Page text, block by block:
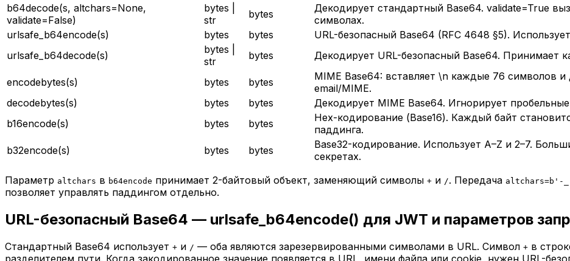
b64decode(s, altchars=None,
validate=False)
bytes |
str
bytes
Декодирует стандартный Base64. validate=True
символах.
urlsafe_b64encode(s)
bytes bytes
URL-безопасный Base64 (RFC 4648 §5).
urlsafe_b64decode(s)
bytes |
str
bytes Декодирует URL-безопасный Base64. Принимает
encodebytes(s) bytes bytes
MIME Base64: вставляет \n каждые 76 символов
email/MIME.
decodebytes(s)
bytes bytes
Декодирует MIME Base64. Игнорирует
b16encode(s)
bytes bytes
Hex-кодирование (Base16). Каждый байт
паддинга.
b32encode(s)
bytes bytes
Base32-кодирование. Использует A–Z и 2–7.
секретах.
Параметр altchars в b64encode принимает 2-байтовый объект, заменяющий символы + и /. Передача altchars=b'-
позволяет управлять паддингом отдельно.
URL-безопасный Base64 — urlsafe_b64encode() для JWT и параметров
Стандартный Base64 использует + и / — оба являются зарезервированными символами в URL. Символ + в
разделителем пути. Когда закодированное значение появляется в URL, имени файла или cookie, нужен URL-